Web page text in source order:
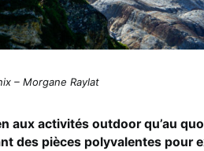
– Morgane Raylat
aux activités outdoor qu’au
des pièces polyvalentes pour